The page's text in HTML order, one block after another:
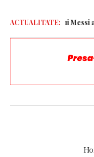
ACTUALITATE:
Tatăl lui Messi a murit la